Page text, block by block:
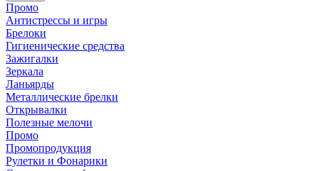
Промо
Антистрессы и игры
Брелоки
Гигиенические средства
Зажигалки
Зеркала
Ланьярды
Металлические брелки
Открывалки
Полезные мелочи
Промо
Промопродукция
Рулетки и Фонарики